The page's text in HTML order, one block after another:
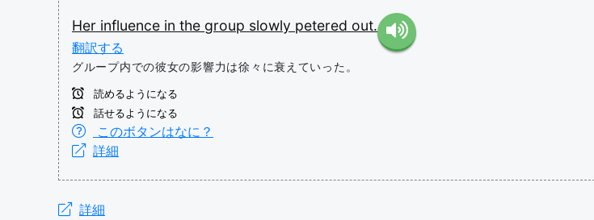
Her influence in the group slowly petered out.
翻訳する
グループ内での彼女の影響力は徐々に衰えていった。
読めるようになる
話せるようになる
このボタンはなに？
詳細
詳細